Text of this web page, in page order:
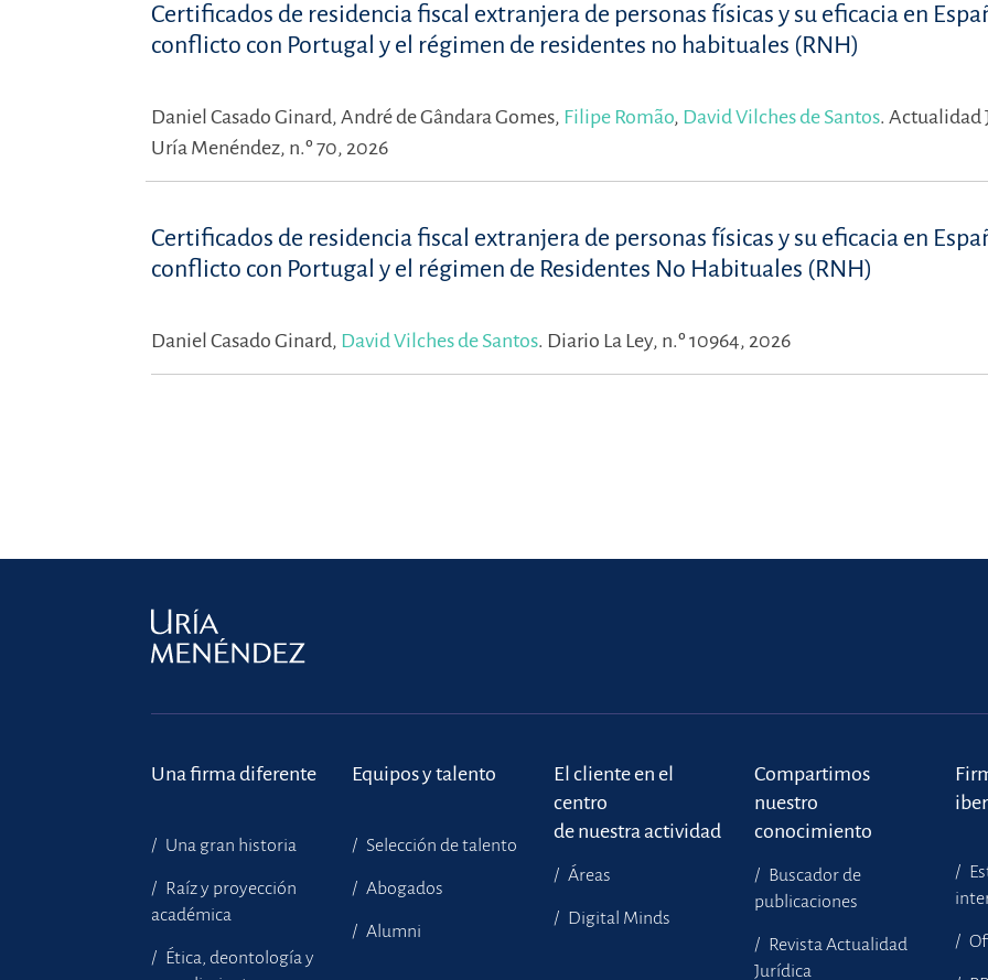
Certificados de residencia fiscal extranjera de personas físicas y su eficacia en
conflicto con Portugal y el régimen de residentes no habituales (RNH)
Daniel Casado Ginard, André de Gândara Gomes, Filipe Romão, David Vilches de Santos. Actualidad
Uría Menéndez, n.º 70, 2026
Certificados de residencia fiscal extranjera de personas físicas y su eficacia en
conflicto con Portugal y el régimen de Residentes No Habituales (RNH)
Daniel Casado Ginard, David Vilches de Santos. Diario La Ley, n.º 10964, 2026
Una firma diferente
Una gran historia
Raíz y proyección
académica
Ética, deontología y
Equipos y talento
Selección de talento
Abogados
Alumni
El cliente en el
centro
de nuestra actividad
Áreas
Digital Minds
Compartimos
nuestro
conocimiento
Buscador de
publicaciones
Revista Actualidad
Jurídica